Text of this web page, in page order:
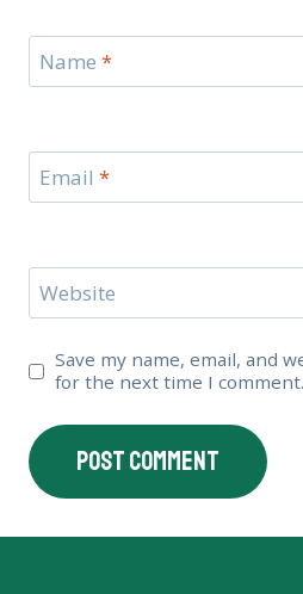
Name *
Email *
Website
Save my name, email, and
for the next time I comment.